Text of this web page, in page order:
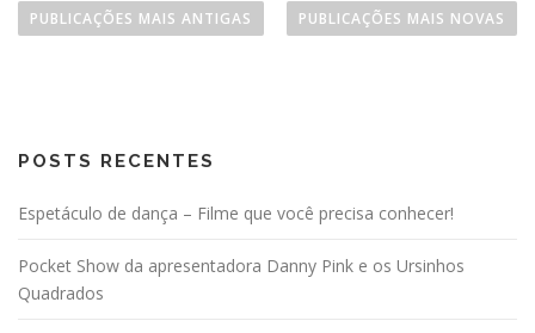
a
ç
ã
p
o
PUBLICAÇÕES MAIS ANTIGAS PUBLICAÇÕES MAIS NOVAS
POSTS RECENTES
Espetáculo de dança – Filme que você precisa conhecer!
Pocket Show da apresentadora Danny Pink e os Ursinhos
Quadrados